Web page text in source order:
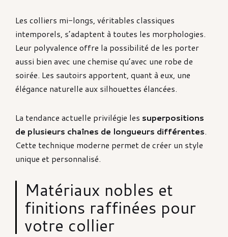
Les colliers mi-longs, véritables classiques
intemporels, s’adaptent à toutes les morphologies.
Leur polyvalence offre la possibilité de les porter
aussi bien avec une chemise qu’avec une robe de
soirée. Les sautoirs apportent, quant à eux, une
élégance naturelle aux silhouettes élancées.
La tendance actuelle privilégie les superpositions
de plusieurs chaînes de longueurs différentes.
Cette technique moderne permet de créer un style
unique et personnalisé.
Matériaux nobles et
finitions raffinées pour
votre collier